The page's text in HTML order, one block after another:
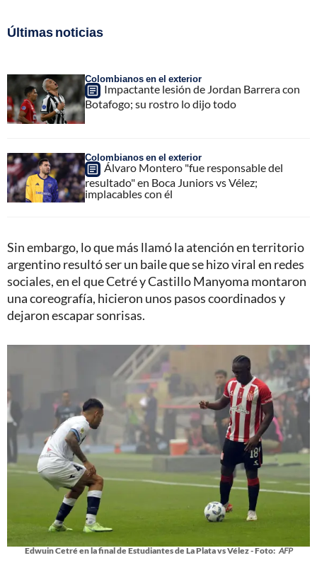
Últimas noticias
Colombianos en el exterior
Impactante lesión de Jordan Barrera con
Botafogo; su rostro lo dijo todo
Colombianos en el exterior
Álvaro Montero "fue responsable del
resultado" en Boca Juniors vs Vélez;
implacables con él
Sin embargo, lo que más llamó la atención en territorio
argentino resultó ser un baile que se hizo viral en redes
sociales, en el que Cetré y Castillo Manyoma montaron
una coreografía, hicieron unos pasos coordinados y
dejaron escapar sonrisas.
Edwuin Cetré en la final de Estudiantes de La Plata vs Vélez - Foto: AFP